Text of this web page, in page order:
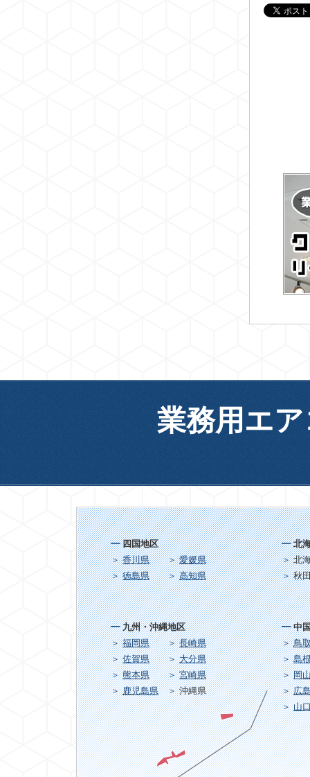
業務用エ
九州・沖縄地区
福岡県
長崎県
佐賀県
大分県
熊本県
宮崎県
鹿児島県
沖縄県
北
北
秋
中
鳥
島
岡
広
山
四国地区
香川県
愛媛県
徳島県
高知県